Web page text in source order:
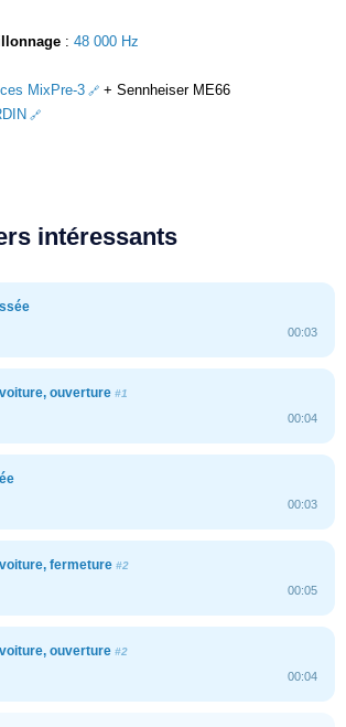
: 48 000 Hz
MixPre-3
+ Sennheiser ME66
intéressants
00:03
ouverture #1
00:04
00:03
fermeture #2
00:05
ouverture #2
00:04